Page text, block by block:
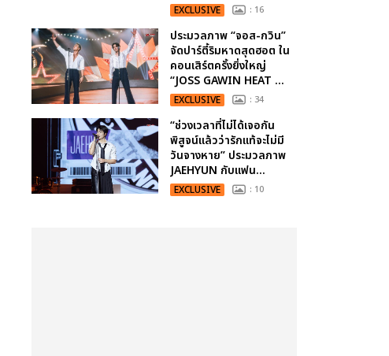
EXCLUSIVE : 16
ประมวลภาพ “จอส-กวิน”
จัดปาร์ตี้ริมหาดสุดฮอต ใน
คอนเสิร์ตครั้งยิ่งใหญ่
“JOSS GAWIN HEAT ...
EXCLUSIVE : 34
“ช่วงเวลาที่ไม่ได้เจอกัน
พิสูจน์แล้วว่ารักแท้จะไม่มี
วันจางหาย” ประมวลภาพ
JAEHYUN กับแฟน...
EXCLUSIVE : 10